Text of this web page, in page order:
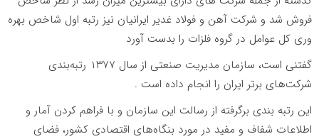
فروش شد و شرکت آهن و فولاد غدیر ایرانیان نیز رتبه اول شاخص بهره
وری کل عوامل در گروه فلزات را بدست آورد
گفتنی است، سازمان مدیریت صنعتی از سال ۱۳۷۷ رتبه‌بندی
شرکت‌های برتر ایران را انجام داده است .
این رتبه­ بندی بر­گرفته از رسالت این سازمان و با فراهم کردن آمار و
اطلاعات شفاف و مفید در مورد بنگاه‌های اقتصادی کشور، فضای